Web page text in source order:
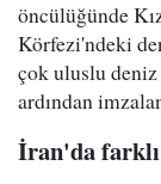
öncülüğünde
Körfezi'ndeki
çok uluslu
ardından
İran'da